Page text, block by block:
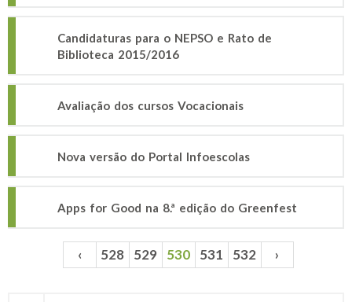
Candidaturas para o NEPSO e Rato de
Biblioteca 2015/2016
Avaliação dos cursos Vocacionais
Nova versão do Portal Infoescolas
Apps for Good na 8.ª edição do Greenfest
Páginas ‹ 528 529 530 531 532 ›